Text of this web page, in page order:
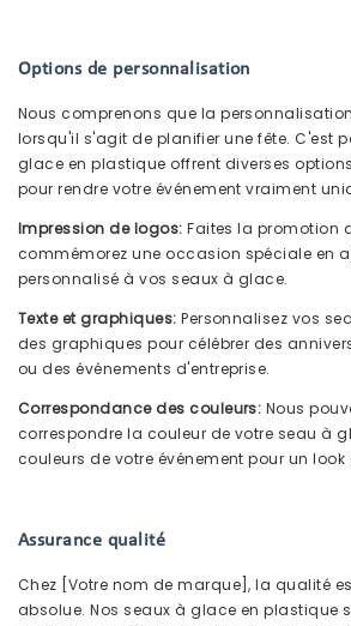
Options de personnalisation
Nous comprenons que la
lorsqu'il s'agit de planifier une fête. C'est
glace en plastique offrent diverses
pour rendre votre événement vraiment
Impression de logos:Faites la promotion
commémorez une occasion spéciale en
personnalisé à vos seaux à glace.
Texte et graphiques:Personnalisez vos
des graphiques pour célébrer des
ou des événements d'entreprise.
Correspondance des couleurs: Nous
correspondre la couleur de votre seau à
couleurs de votre événement pour un look
Assurance qualité
Chez [Votre nom de marque], la qualité
absolue. Nos seaux à glace en plastique